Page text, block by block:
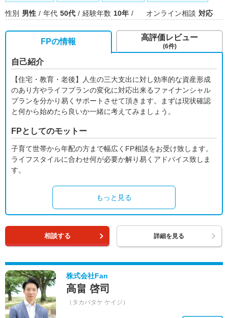
性別 男性 年代 50代 経験年数 10年 オンライン相談 対応
FPの情報
自己紹介
【住宅・教育・老後】人生の三大支出に対し効率的な資産形成
のあり方やライフプランの変化に対応出来るファイナンシャル
プランを分かり易くサポートさせて頂きます。まずは現状確認
と何から始めたら良いか一緒に考えてみましょう。
FPとしてのモットー
子育て世帯から年配の方まで幅広くFP相談をお受け致します。
ライフスタイルに合わせ何が必要か解り易くアドバイス致しま
す。
もっと見る
高評価レビュー
(6件)
相談する 詳細を見る
株式会社Fan
高畠 啓司
（タカバタケ ケイジ）